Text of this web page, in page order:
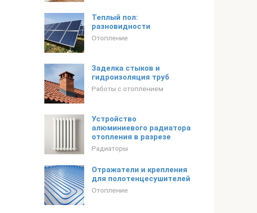
Теплый пол:
разновидности
Отопление
Заделка стыков и
гидроизоляция труб
Работы с отоплением
Устройство
алюминиевого радиатора
отопления в разрезе
Радиаторы
Отражатели и крепления
для полотенцесушителей
Отопление